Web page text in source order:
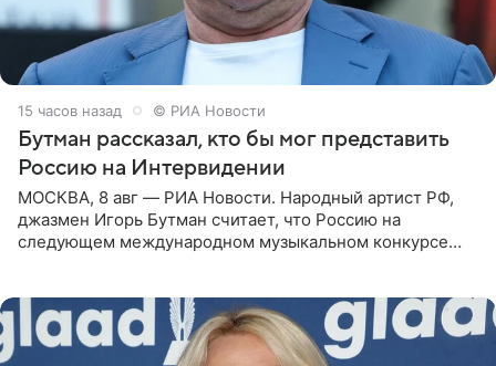
15 часов назад © РИА Новости
Бутман рассказал, кто бы мог представить
Россию на Интервидении
МОСКВА, 8 авг — РИА Новости. Народный артист РФ,
джазмен Игорь Бутман считает, что Россию на
следующем международном музыкальном конкурсе